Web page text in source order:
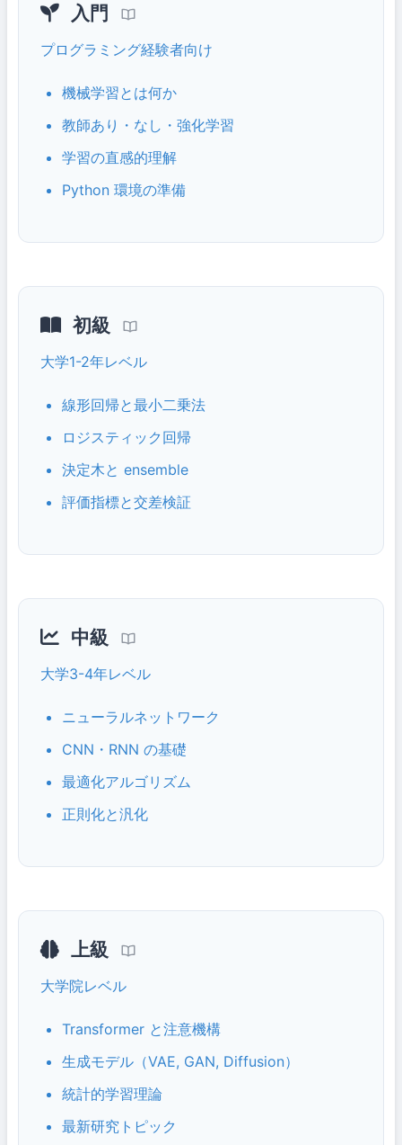
入門
プログラミング経験者向け
機械学習とは何か
教師あり・なし・強化学習
学習の直感的理解
Python 環境の準備
初級
大学1-2年レベル
線形回帰と最小二乗法
ロジスティック回帰
決定木と ensemble
評価指標と交差検証
中級
大学3-4年レベル
ニューラルネットワーク
CNN・RNN の基礎
最適化アルゴリズム
正則化と汎化
上級
大学院レベル
Transformer と注意機構
生成モデル（VAE, GAN, Diffusion）
統計的学習理論
最新研究トピック